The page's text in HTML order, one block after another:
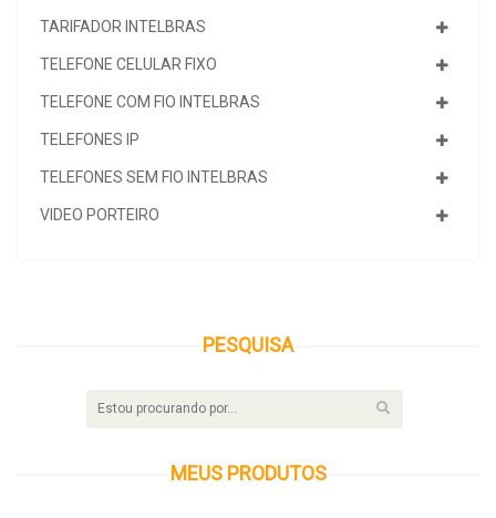
TARIFADOR INTELBRAS
TELEFONE CELULAR FIXO
TELEFONE COM FIO INTELBRAS
TELEFONES IP
TELEFONES SEM FIO INTELBRAS
VIDEO PORTEIRO
PESQUISA
MEUS PRODUTOS